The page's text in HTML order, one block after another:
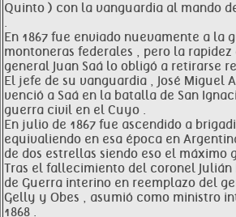
Quinto ) con la vanguardia al mando
.
En 1867 fue enviado nuevamente a la
montoneras federales , pero la
general Juan Saá lo obligó a retirarse
El jefe de su vanguardia , José Miguel
venció a Saá en la batalla de San
guerra civil en el Cuyo .
En julio de 1867 fue ascendido a
equivaliendo en esa época en
de dos estrellas siendo eso el máximo
Tras el fallecimiento del coronel
de Guerra interino en reemplazo del
Gelly y Obes , asumió como ministro
1868 .